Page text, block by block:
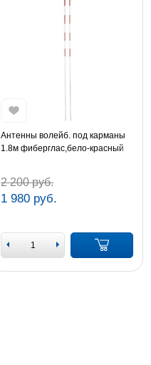
Антенны волейб. под карманы
1.8м фиберглас,бело-красный
2 200 руб.
1 980 руб.